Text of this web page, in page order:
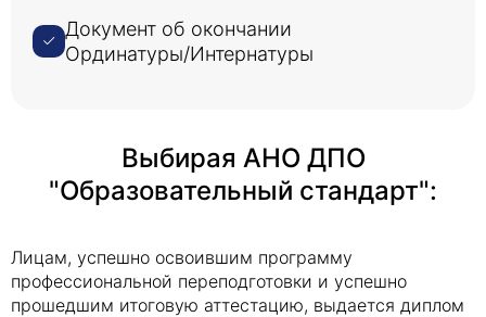
Документ об окончании
Ординатуры/Интернатуры
Выбирая АНО ДПО
"Образовательный стандарт":
Лицам, успешно освоившим программу
профессиональной переподготовки и успешно
прошедшим итоговую аттестацию, выдается диплом